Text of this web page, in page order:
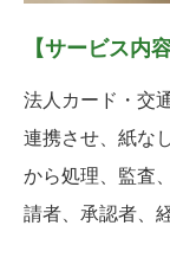
【サービス内容
法人カード・交
連携させ、紙な
から処理、監査
請者、承認者、